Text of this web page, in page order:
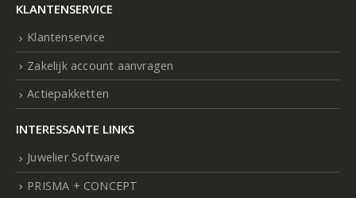
KLANTENSERVICE
Klantenservice
Zakelijk account aanvragen
Actiepakketten
INTERESSANTE LINKS
Juwelier Software
PRISMA + CONCEPT